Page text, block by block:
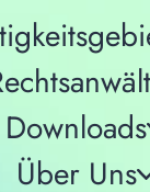
Downloads
Über Uns